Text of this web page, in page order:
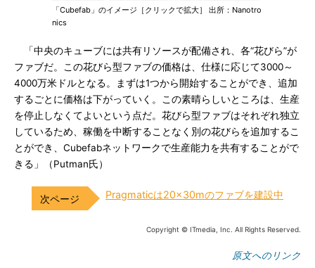
「Cubefab」のイメージ［クリックで拡大］ 出所：Nanotro
nics
「中央のキューブには共有リソースが配備され、各“花びら”が
ファブだ。この花びら型ファブの価格は、仕様に応じて3000～
4000万米ドルとなる。まずは1つから開始することができ、追加
するごとに価格は下がっていく。この素晴らしいところは、生産
を停止しなくてよいという点だ。花びら型ファブはそれぞれ独立
しているため、稼働を中断することなく別の花びらを追加するこ
とができ、Cubefabネットワークで生産能力を共有することがで
きる」（Putman氏）
Pragmaticは20×30mのファブを建設中
Copyright © ITmedia, Inc. All Rights Reserved.
原文へのリンク